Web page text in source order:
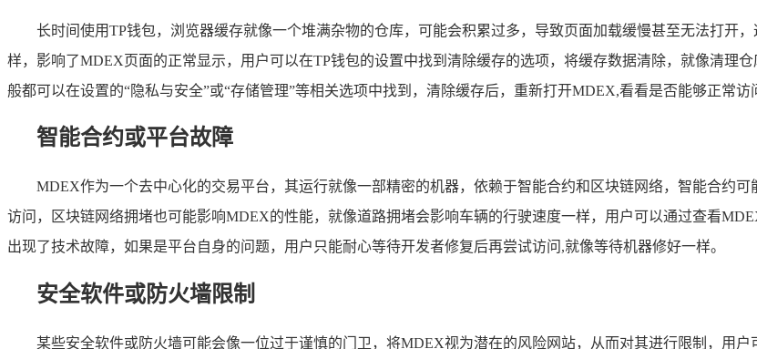
长时间使用TP钱包，浏览器缓存就像一个堆满杂物的仓库，可能会积累过多，导致页面加载缓慢甚至无法打开
样，影响了MDEX页面的正常显示，用户可以在TP钱包的设置中找到清除缓存的选项，将缓存数据清除，就像清理
般都可以在设置的“隐私与安全”或“存储管理”等相关选项中找到，清除缓存后，重新打开MDEX,看看是否能够正常访
智能合约或平台故障
MDEX作为一个去中心化的交易平台，其运行就像一部精密的机器，依赖于智能合约和区块链网络，智能合约
访问，区块链网络拥堵也可能影响MDEX的性能，就像道路拥堵会影响车辆的行驶速度一样，用户可以通过查看
出现了技术故障，如果是平台自身的问题，用户只能耐心等待开发者修复后再尝试访问,就像等待机器修好一样。
安全软件或防火墙限制
某些安全软件或防火墙可能会像一位过于谨慎的门卫，将MDEX视为潜在的风险网站，从而对其进行限制，用